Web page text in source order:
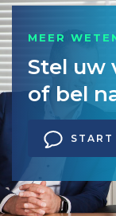
MEER
Stel uw
of bel
START